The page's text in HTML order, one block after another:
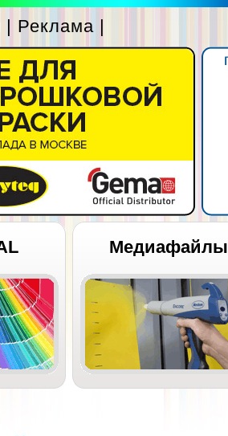
| Реклама |
Медиафайлы